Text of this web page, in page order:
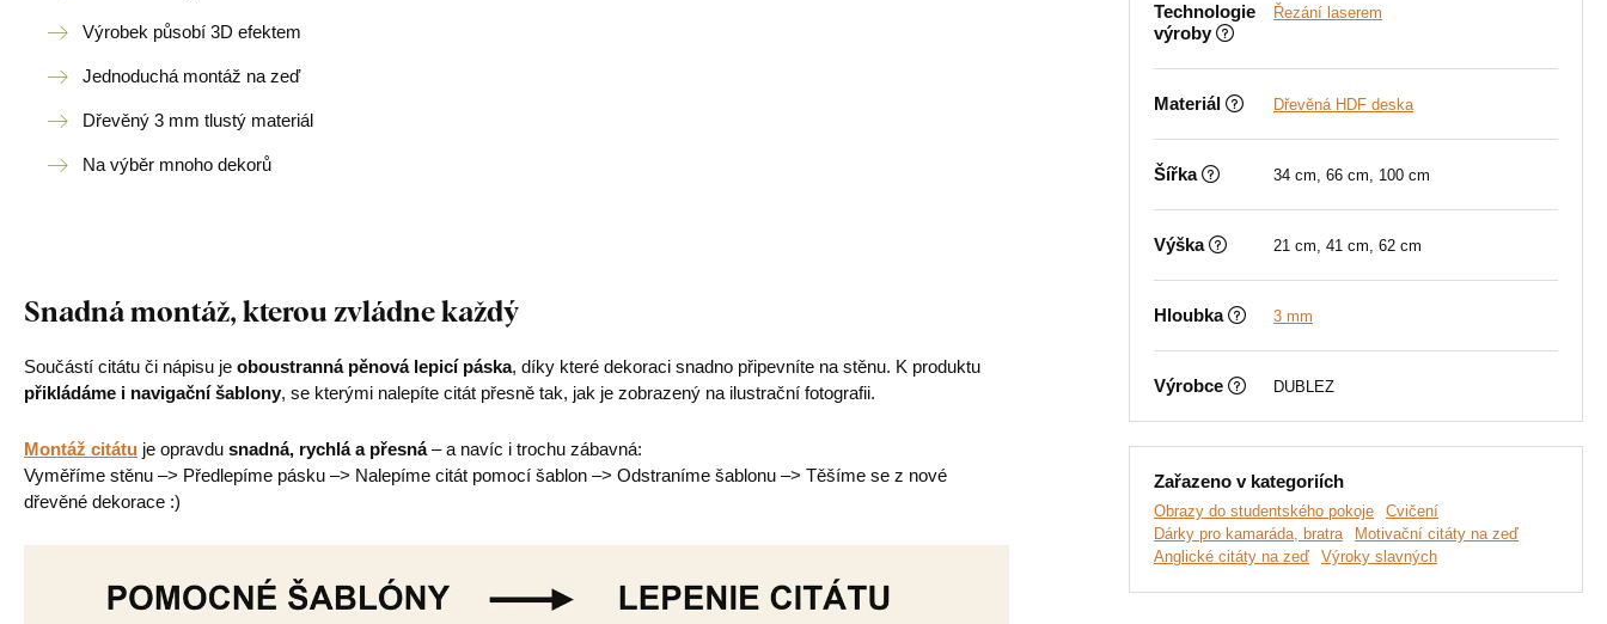
Výrobek působí 3D efektem
Jednoduchá montáž na zeď
Dřevěný 3 mm tlustý materiál
Na výběr mnoho dekorů
Snadná montáž, kterou zvládne každý
Součástí citátu či nápisu je oboustranná pěnová lepicí páska, díky které dekoraci snadno připevníte na stěnu. K produktu
přikládáme i navigační šablony, se kterými nalepíte citát přesně tak, jak je zobrazený na ilustrační fotografii.
Montáž citátu je opravdu snadná, rychlá a přesná– a navíc i trochu zábavná:
Vyměříme stěnu –> Předlepíme pásku –> Nalepíme citát pomocí šablon –> Odstraníme šablonu –> Těšíme se z nové
dřevěné dekorace :)
Technologie
výroby
Řezání laserem
Materiál Dřevěná HDF deska
Šířka 34 cm, 66 cm, 100 cm
Výška 21 cm, 41 cm, 62 cm
Hloubka 3 mm
Výrobce DUBLEZ
Zařazeno v kategoriích
Obrazy do studentského pokoje
Cvičení
Dárky pro kamaráda, bratra
Motivační citáty na zeď
Anglické citáty na zeď
Výroky slavných